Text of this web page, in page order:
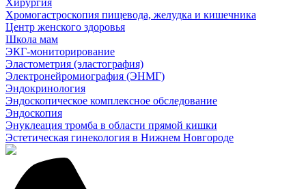
Хромогастроскопия пищевода, желудка и кишечника
Центр женского здоровья
Школа мам
ЭКГ-мониторирование
Эластометрия (эластография)
Электронейромиография (ЭНМГ)
Эндокринология
Эндоскопическое комплексное обследование
Эндоскопия
Энуклеация тромба в области прямой кишки
Эстетическая гинекология в Нижнем Новгороде